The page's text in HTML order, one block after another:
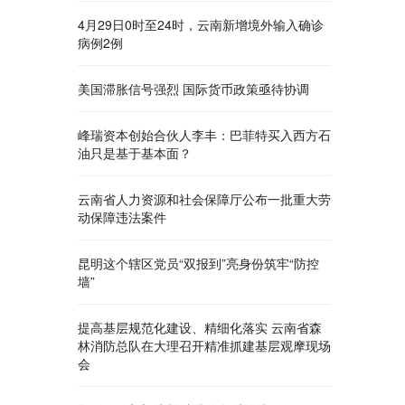
4月29日0时至24时，云南新增境外输入确诊
病例2例
美国滞胀信号强烈 国际货币政策亟待协调
峰瑞资本创始合伙人李丰：巴菲特买入西方石
油只是基于基本面？
云南省人力资源和社会保障厅公布一批重大劳
动保障违法案件
昆明这个辖区党员“双报到”亮身份筑牢“防控
墙”
提高基层规范化建设、精细化落实 云南省森
林消防总队在大理召开精准抓建基层观摩现场
会